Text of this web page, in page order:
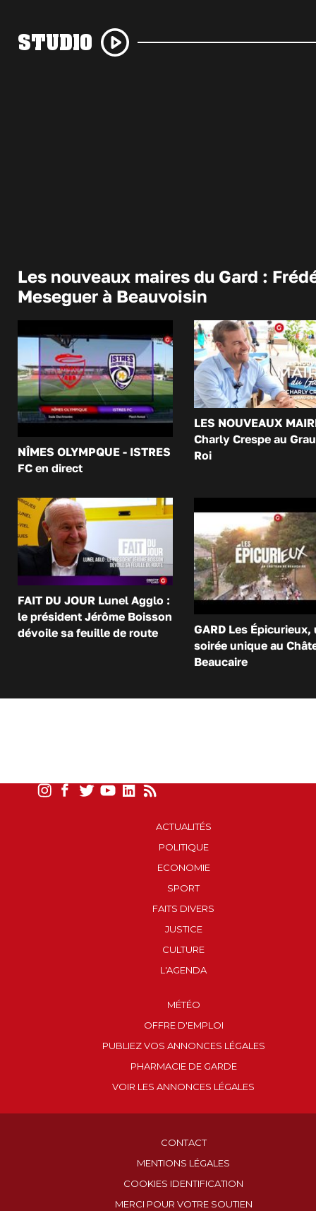
STUDIO
Les nouveaux maires du Gard :
Meseguer à Beauvoisin
NÎMES OLYMPQUE - ISTRES
FC en direct
LES NOUVEAUX
Charly Crespe au
Roi
FAIT DU JOUR Lunel Agglo :
le président Jérôme Boisson
dévoile sa feuille de route
GARD Les Épicurieux,
soirée unique au
Beaucaire
ACTUALITÉS
POLITIQUE
ECONOMIE
SPORT
FAITS DIVERS
JUSTICE
CULTURE
L'AGENDA
MÉTÉO
OFFRE D'EMPLOI
PUBLIEZ VOS ANNONCES LÉGALES
PHARMACIE DE GARDE
VOIR LES ANNONCES LÉGALES
CONTACT
MENTIONS LÉGALES
COOKIES IDENTIFICATION
MERCI POUR VOTRE SOUTIEN